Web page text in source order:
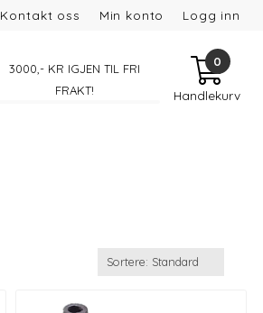
Kontakt oss Min konto Logg inn
3000 ,- KR IGJEN TIL FRI
FRAKT!
0
Handlekurv